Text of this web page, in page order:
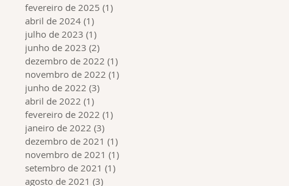
fevereiro de 2025 (1)
abril de 2024 (1)
julho de 2023 (1)
junho de 2023 (2)
dezembro de 2022 (1)
novembro de 2022 (1)
junho de 2022 (3)
abril de 2022 (1)
fevereiro de 2022 (1)
janeiro de 2022 (3)
dezembro de 2021 (1)
novembro de 2021 (1)
setembro de 2021 (1)
agosto de 2021 (3)